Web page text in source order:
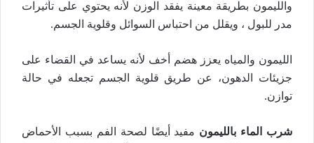
والليمون بطريقة معينة يفقد الوزن لأنه يحتوي على تأثيرات
مدر للبول ، ويقلل من احتباس السوائل وقلوية الجسم.
الليمون والمياه يعزز هضم أخف لأنه يساعد في القضاء على
جزيئات الدهون، عن طريق قلوية الجسم تجعله في حالة
توازن.
شرب الماء بالليمون مفيد أيضًا لصحة الفم بسبب الأحماض